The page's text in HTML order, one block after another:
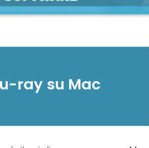
ray su Mac